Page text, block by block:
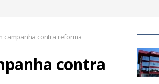
campanha contra reforma
contra